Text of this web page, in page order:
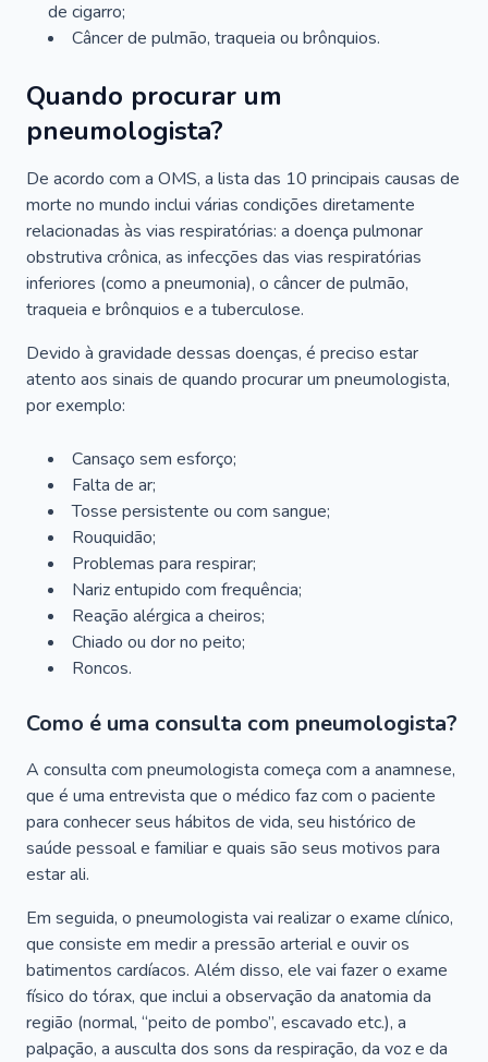
de cigarro;
Câncer de pulmão, traqueia ou brônquios.
Quando procurar um
pneumologista?
De acordo com a OMS, a lista das 10 principais causas de
morte no mundo inclui várias condições diretamente
relacionadas às vias respiratórias: a doença pulmonar
obstrutiva crônica, as infecções das vias respiratórias
inferiores (como a pneumonia), o câncer de pulmão,
traqueia e brônquios e a tuberculose.
Devido à gravidade dessas doenças, é preciso estar
atento aos sinais de quando procurar um pneumologista,
por exemplo:
Cansaço sem esforço;
Falta de ar;
Tosse persistente ou com sangue;
Rouquidão;
Problemas para respirar;
Nariz entupido com frequência;
Reação alérgica a cheiros;
Chiado ou dor no peito;
Roncos.
Como é uma consulta com pneumologista?
A consulta com pneumologista começa com a anamnese,
que é uma entrevista que o médico faz com o paciente
para conhecer seus hábitos de vida, seu histórico de
saúde pessoal e familiar e quais são seus motivos para
estar ali.
Em seguida, o pneumologista vai realizar o exame clínico,
que consiste em medir a pressão arterial e ouvir os
batimentos cardíacos. Além disso, ele vai fazer o exame
físico do tórax, que inclui a observação da anatomia da
região (normal, “peito de pombo”, escavado etc.), a
palpação, a ausculta dos sons da respiração, da voz e da